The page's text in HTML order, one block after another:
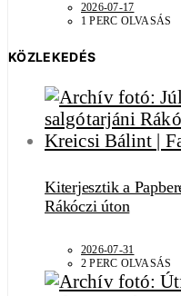
2026-07-17
1 PERC OLVASÁS
KÖZLEKEDÉS
Kiterjesztik a
Rákóczi úton
2026-07-31
2 PERC OLVASÁS